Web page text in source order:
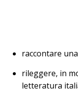
raccontare
rileggere, in
letteratura